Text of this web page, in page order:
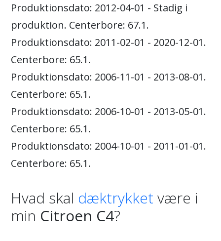
Produktionsdato: 2012-04-01 - Stadig i
produktion. Centerbore: 67.1.
Produktionsdato: 2011-02-01 - 2020-12-01.
Centerbore: 65.1.
Produktionsdato: 2006-11-01 - 2013-08-01.
Centerbore: 65.1.
Produktionsdato: 2006-10-01 - 2013-05-01.
Centerbore: 65.1.
Produktionsdato: 2004-10-01 - 2011-01-01.
Centerbore: 65.1.
Hvad skal dæktrykket være i
min Citroen C4?